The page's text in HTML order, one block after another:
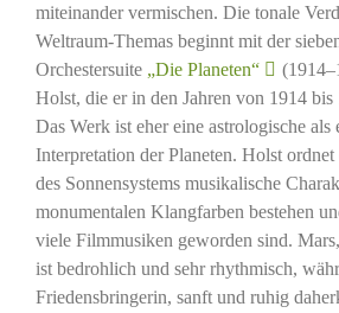
miteinander vermischen. Die tonale
Weltraum-Themas beginnt mit der
Orchestersuite „Die Planeten“
Holst, die er in den Jahren von 1914
Das Werk ist eher eine astrologische als
Interpretation der Planeten. Holst ordnet
des Sonnensystems musikalische
monumentalen Klangfarben bestehen
viele Filmmusiken geworden sind.
ist bedrohlich und sehr rhythmisch,
Friedensbringerin, sanft und ruhig